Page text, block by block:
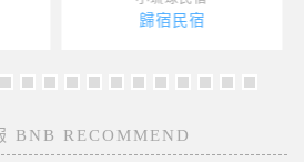
歸宿民宿
BNB RECOMMEND